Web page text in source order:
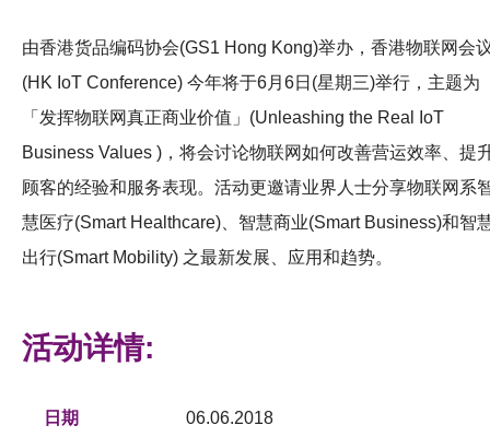
科技分享
会籍
由香港货品编码协会(GS1 Hong Kong)举办，香港物联网会
(HK IoT Conference) 今年将于6月6日(星期三)举行，主题为
「发挥物联网真正商业价值」(Unleashing the Real IoT
Business Values )，将会讨论物联网如何改善营运效率、提
顾客的经验和服务表现。活动更邀请业界人士分享物联网系
慧医疗(Smart Healthcare)、智慧商业(Smart Business)和智
出行(Smart Mobility) 之最新发展、应用和趋势。
活动详情:
日期 06.06.2018